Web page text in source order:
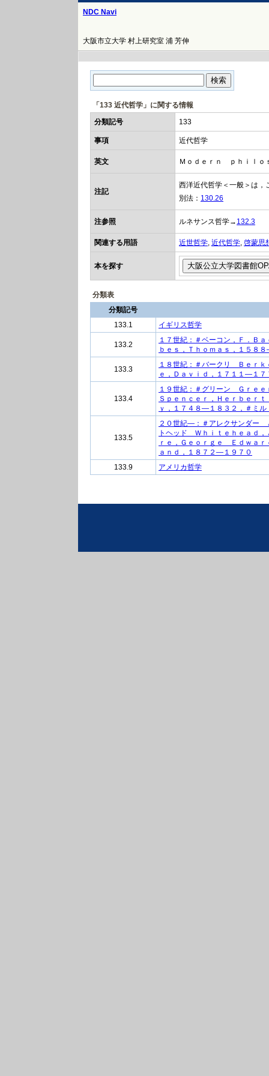
NDC Navi
大阪市立大学 村上研究室 浦 芳伸
「133 近代哲学」に関する情報
分類記号
133
事項 近代哲学
英文 Ｍｏｄｅｒｎ ｐｈｉｌｏ
注記
西洋近代哲学＜一般＞は，
別法： 130.26
注参照 ルネサンス哲学→ 132.3
関連する用語 近世哲学, 近代哲学, 啓蒙思
本を探す
分類表
分類記号
133.1
イギリス哲学
133.2
１７世紀：＃ベーコン，Ｆ．Ｂ
ｂｅｓ，Ｔｈｏｍａｓ，１５８
133.3
１８世紀：＃バークリ Ｂｅｒ
ｅ，Ｄａｖｉｄ，１７１１―１７
133.4
１９世紀：＃グリーン Ｇｒｅ
Ｓｐｅｎｃｅｒ，Ｈｅｒｂｅｒ
ｙ，１７４８―１８３２，＃ミ
133.5
２０世紀―：＃アレクサンダー
トヘッド Ｗｈｉｔｅｈｅａｄ
ｒｅ，Ｇｅｏｒｇｅ Ｅｄｗａ
ａｎｄ，１８７２―１９７０
133.9
アメリカ哲学